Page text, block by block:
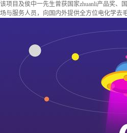
该项目及侯中一先生曾获国家zhuanli产品奖、
场与服务人员，向国内外提供全方位电化学去